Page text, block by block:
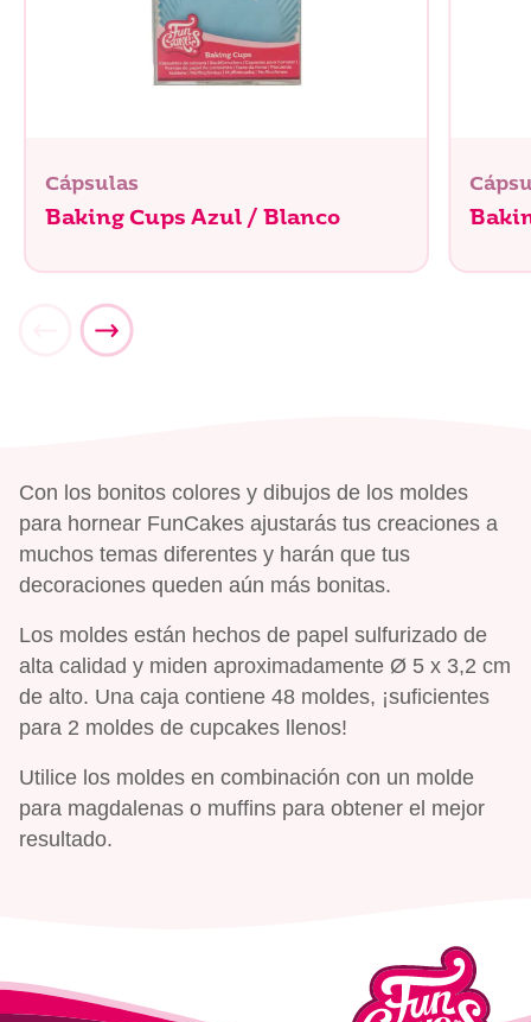
Cápsulas
Baking Cups Azul / Blanco
Con los bonitos colores y dibujos de los moldes
para hornear FunCakes ajustarás tus creaciones a
muchos temas diferentes y harán que tus
decoraciones queden aún más bonitas.
Los moldes están hechos de papel sulfurizado de
alta calidad y miden aproximadamente Ø 5 x 3,2 cm
de alto. Una caja contiene 48 moldes, ¡suficientes
para 2 moldes de cupcakes llenos!
Utilice los moldes en combinación con un molde
para magdalenas o muffins para obtener el mejor
resultado.